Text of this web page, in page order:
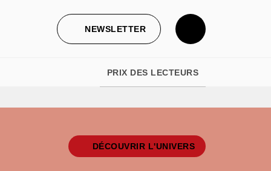
NEWSLETTER
PRIX DES LECTEURS
DÉCOUVRIR L'UNIVERS